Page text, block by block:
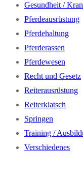
Gesundheit /
Pferdeausrüstung
Pferdehaltung
Pferderassen
Pferdewesen
Recht und Gesetz
Reiterausrüstung
Reiterklatsch
Springen
Training /
Verschiedenes